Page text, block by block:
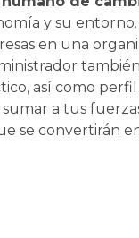
y su entorno.
en una
así como
a tus
se convertirán